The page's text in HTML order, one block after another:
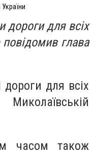
дороги для всіх
глава
для всіх
часом також